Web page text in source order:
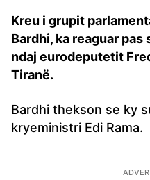
Kreu i grupit
Bardhi, ka reaguar
ndaj eurodeputetit
Tiranë.
Bardhi thekson se ky
kryeministri Edi Rama.